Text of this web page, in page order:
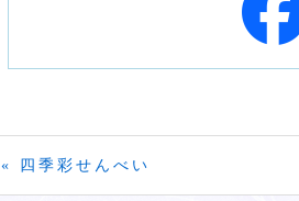
« 四季彩せんべい